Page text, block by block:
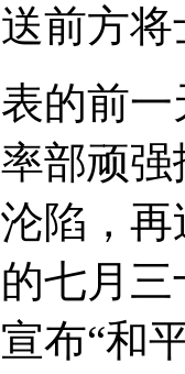
前方将
的前
部顽
陷，
七月
布“和